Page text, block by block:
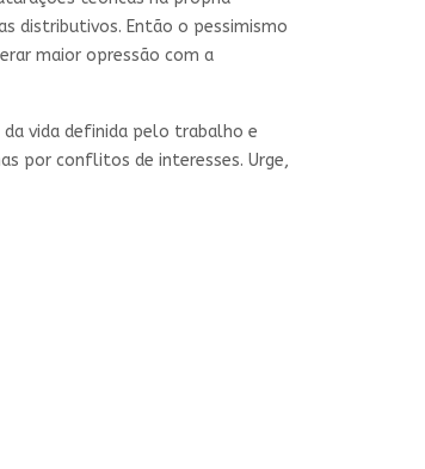
distributivos. Então o pessimismo
maior opressão com a
vida definida pelo trabalho e
por conflitos de interesses. Urge,